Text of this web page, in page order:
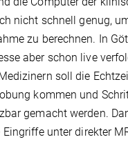
nicht schnell genug,
zu berechnen. In
aber schon live
soll die
kommen und
gemacht werden.
unter direkter